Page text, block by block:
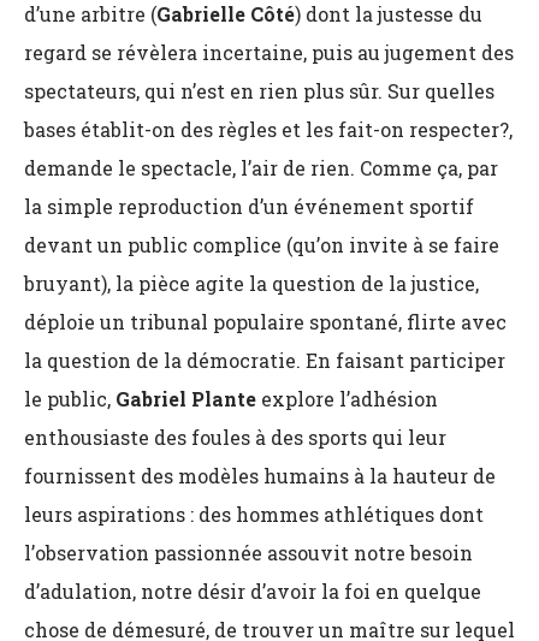
d’une arbitre (Gabrielle Côté) dont la justesse du
regard se révèlera incertaine, puis au jugement des
spectateurs, qui n’est en rien plus sûr. Sur quelles
bases établit-on des règles et les fait-on respecter?,
demande le spectacle, l’air de rien. Comme ça, par
la simple reproduction d’un événement sportif
devant un public complice (qu’on invite à se faire
bruyant), la pièce agite la question de la justice,
déploie un tribunal populaire spontané, flirte avec
la question de la démocratie. En faisant participer
le public, Gabriel Plante explore l’adhésion
enthousiaste des foules à des sports qui leur
fournissent des modèles humains à la hauteur de
leurs aspirations : des hommes athlétiques dont
l’observation passionnée assouvit notre besoin
d’adulation, notre désir d’avoir la foi en quelque
chose de démesuré, de trouver un maître sur lequel